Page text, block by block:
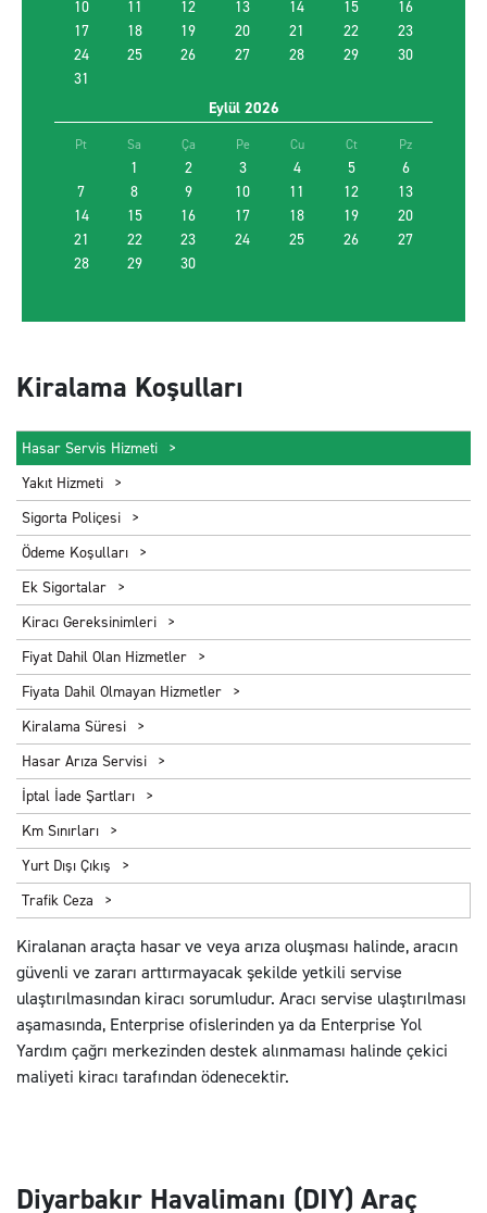
10
11 12 13 14 15
16
17
18 19 20 21 22
23
24
25 26 27 28 29
30
31
Eylül 2026
Pt Sa Ça Pe Cu Ct Pz
1 2 3 4 5
6
7
8 9 10 11 12
13
14
15 16 17 18 19
20
21
22 23 24 25 26
27
28
29 30
Farklı yerde bırakmak istiyorum
Promosyon kodu kullan
EN UYGUN ARACI BUL
Kiralama Koşulları
Hasar Servis Hizmeti
Yakıt Hizmeti
Sigorta Poliçesi
Ödeme Koşulları
Ek Sigortalar
Kiracı Gereksinimleri
Fiyat Dahil Olan Hizmetler
Fiyata Dahil Olmayan Hizmetler
Kiralama Süresi
Hasar Arıza Servisi
İptal İade Şartları
Km Sınırları
Yurt Dışı Çıkış
Trafik Ceza
Kiralanan araçta hasar ve veya arıza oluşması halinde, aracın
güvenli ve zararı arttırmayacak şekilde yetkili servise
ulaştırılmasından kiracı sorumludur. Aracı servise ulaştırılması
aşamasında, Enterprise ofislerinden ya da Enterprise Yol
Yardım çağrı merkezinden destek alınmaması halinde çekici
maliyeti kiracı tarafından ödenecektir.
Diyarbakır Havalimanı (DIY) Araç